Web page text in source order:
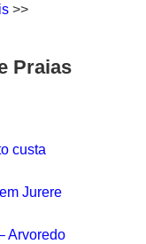
>>
Praias
custa
Jurere
Arvoredo